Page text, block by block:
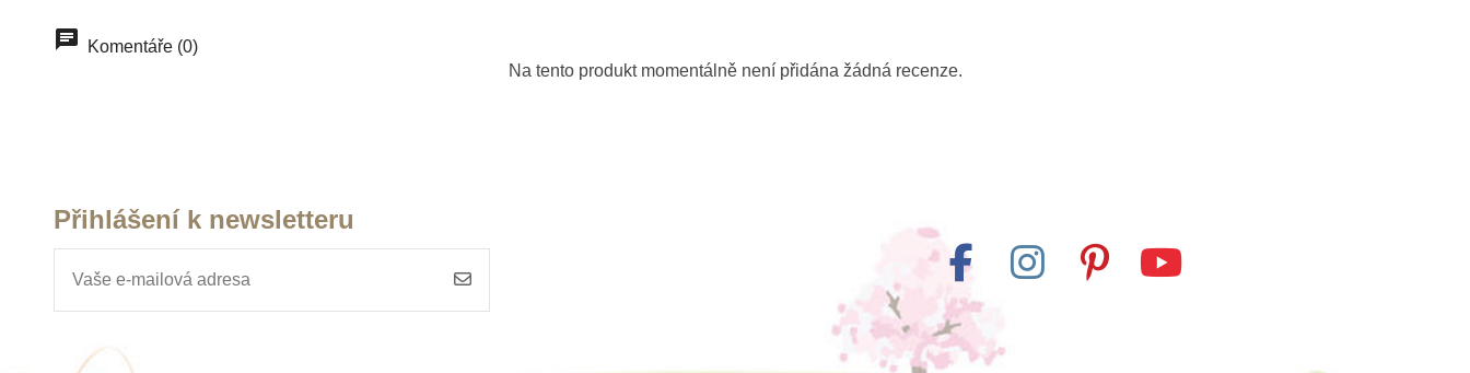
mističky s dřevěným
Komentáře (0)
Na tento produkt momentálně není přidána žádná recenze.
Přihlášení k newsletteru